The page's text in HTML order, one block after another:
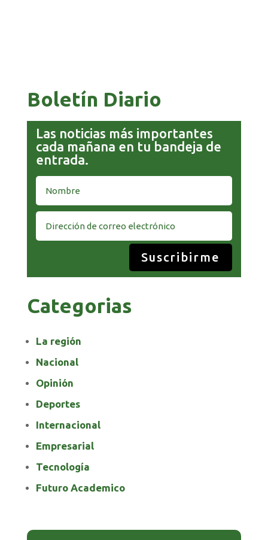
Boletín Diario
Las noticias más importantes
cada mañana en tu bandeja de
entrada.
Suscribirme
Categorias
La región
Nacional
Opinión
Deportes
Internacional
Empresarial
Tecnología
Futuro Academico